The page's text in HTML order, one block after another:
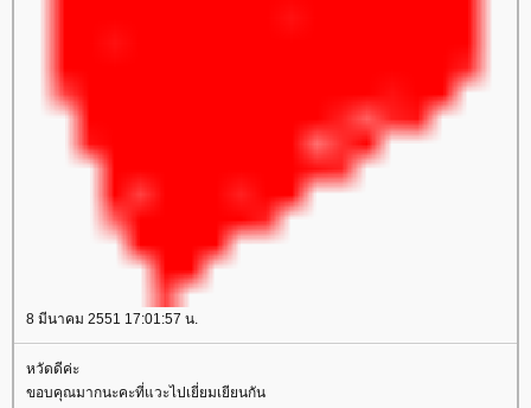
8 มีนาคม 2551 17:01:57 น.
หวัดดีค่ะ
ขอบคุณมากนะคะที่แวะไปเยี่ยมเยียนกัน